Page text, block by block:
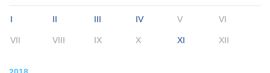
I II III IV V VI
VII VIII IX X XI XII